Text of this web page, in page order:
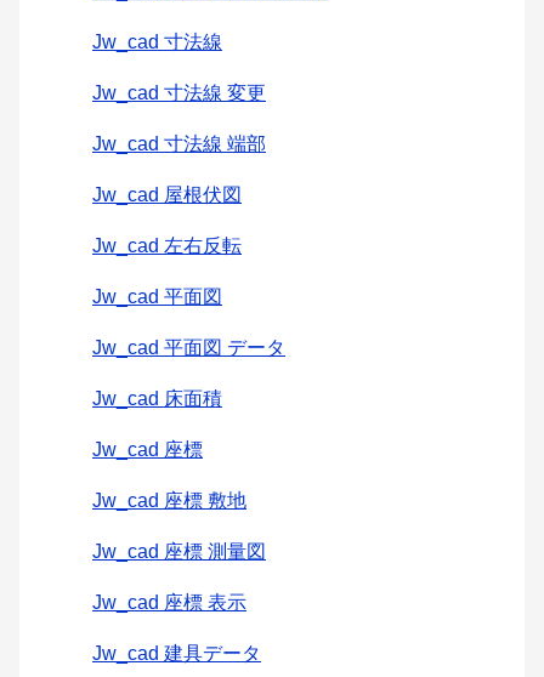
Jw_cad 寸法線
Jw_cad 寸法線 変更
Jw_cad 寸法線 端部
Jw_cad 屋根伏図
Jw_cad 左右反転
Jw_cad 平面図
Jw_cad 平面図 データ
Jw_cad 床面積
Jw_cad 座標
Jw_cad 座標 敷地
Jw_cad 座標 測量図
Jw_cad 座標 表示
Jw_cad 建具データ